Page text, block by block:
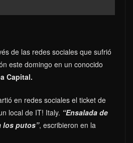
de las redes sociales que sufrió
este domingo en un conocido
Capital.
en redes sociales el ticket de
local de IT! Italy. “Ensalada de
los putos”, escribieron en la